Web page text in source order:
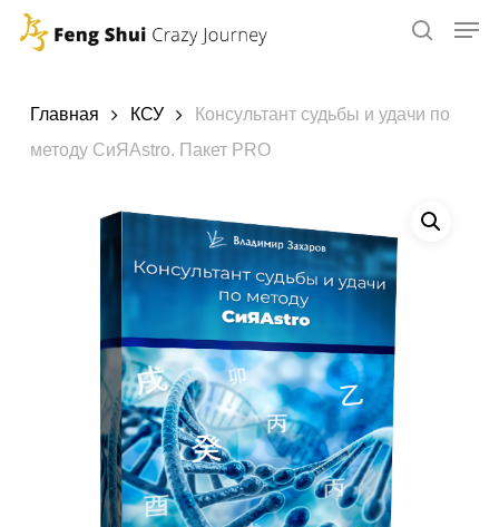
Skip
contentГлавная КСУ
Консультант судьбы и удачи по
методу СиЯAstro. Пакет PRO